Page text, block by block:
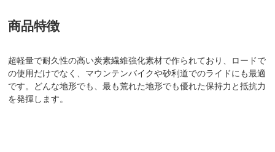
商品特徴
超軽量で耐久性の高い炭素繊維強化素材で作られており、ロードで
の使用だけでなく、マウンテンバイクや砂利道でのライドにも最適
です。どんな地形でも、最も荒れた地形でも優れた保持力と抵抗力
を発揮します。